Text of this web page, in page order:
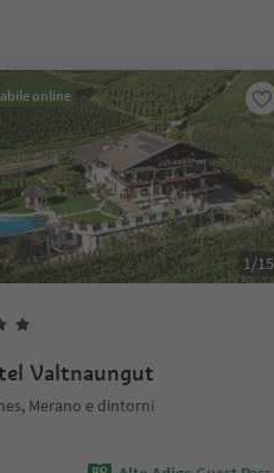
online
1/15
Valtnaungut
Merano e dintorni